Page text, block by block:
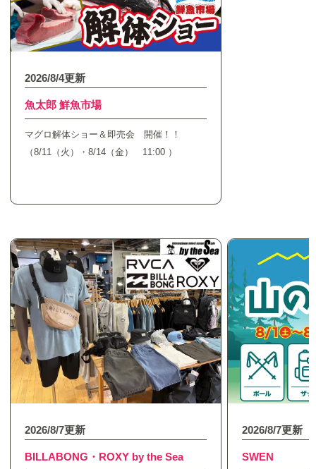
2026/8/4更新
魚太郎 鮮魚市場
マグロ解体ショー＆即売会 開催！！
（8/11（火）・8/14（金） 11:00 ）
2026/8/7更新
BILLABONG・ROXY by the Sea
2026/8/7更新
SWEN